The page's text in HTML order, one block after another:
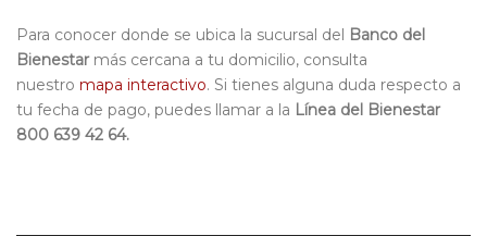
Para conocer donde se ubica la sucursal del
Banco del
Bienestarmás cercana a tu domicilio, consulta
nuestro mapa interactivo. Si tienes alguna duda respecto a
tu fecha de pago, puedes llamar a la Línea del Bienestar
800 639 42 64.